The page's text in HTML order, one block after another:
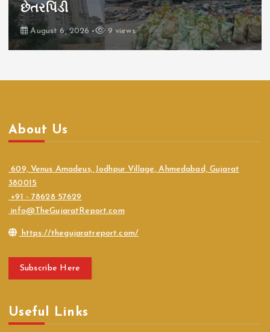
ઘમાસાણ
August 6, 2026 6 views
About Us
609, Venus Amadeus, Jodhpur Village, Ahmedabad, Gujarat
380015
+91 - 78628 57629
info@TheGujaratReport.com
https://thegujaratreport.com/
Subscribe Here
Useful Links